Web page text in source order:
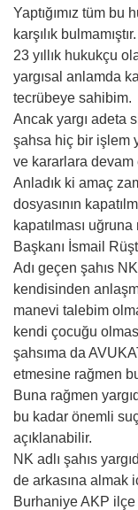
Yaptığımız tüm
karşılık bulmamıştır.
23 yıllık hukukçu
yargısal anlamda
tecrübeye sahibim.
Ancak yargı adeta
şahsa hiç bir işlem
ve kararlara devam
Anladık ki amaç
dosyasının
kapatılması
Başkanı İsmail
Adı geçen şahıs
kendisinden
manevi talebim
kendi çocuğu
şahsıma da
etmesine rağmen
Buna rağmen
bu kadar önemli
açıklanabilir.
NK adlı şahıs
de arkasına almak
Burhaniye AKP ilçe